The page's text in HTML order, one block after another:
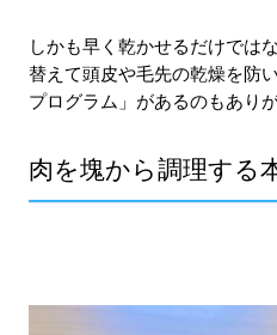
しかも早く乾かせるだけでは
替えて頭皮や毛先の乾燥を防
プログラム」があるのもあり
肉を塊から調理する